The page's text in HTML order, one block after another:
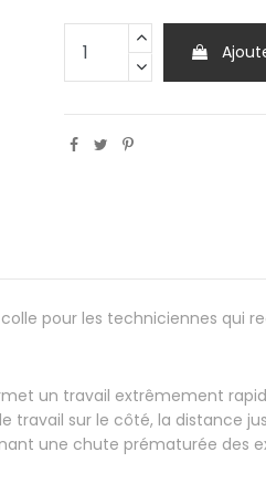
pour les techniciennes qui
un travail extrêmement
travail sur le côté, la distance
une chute prématurée des